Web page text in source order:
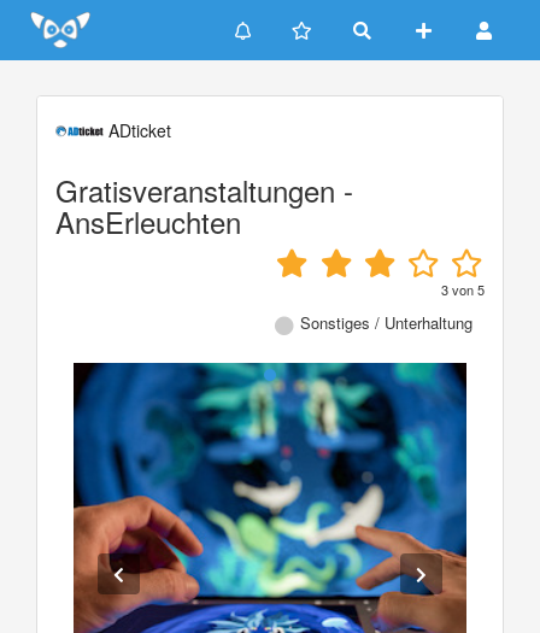
Update cookies preferences
ADticket
Gratisveranstaltungen -
AnsErleuchten
3von5
Sonstiges / Unterhaltung